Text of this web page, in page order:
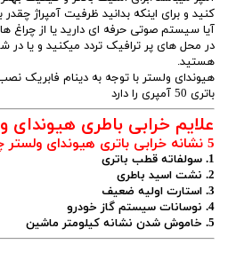
کنید و برای اینکه بدانید ظرفیت آمپراژ چقدر
آیا سیستم صوتی حرفه ای دارید یا از چراغ
در محل های پر ترافیک تردد میکنید و یا
هستید.
هیوندای ولستر با توجه به دینام فابریک
باتری 50 آمپری را دارد
علایم خرابی باطری هیوندای
5 نشانه خرابی باتری هیوندای ولستر چیست ؟
1. سولفاته قطب باتری
2. نشت اسید باطری
3. استارت اولیه ضعیف
4. نوسانات سیستم گاز خودرو
5. خاموش شدن نشانه کیلومتر ماشین